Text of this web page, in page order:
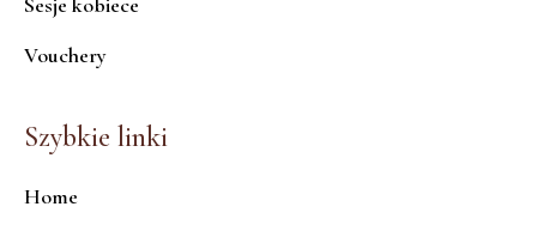
Sesje kobiece
Vouchery
Szybkie linki
Home